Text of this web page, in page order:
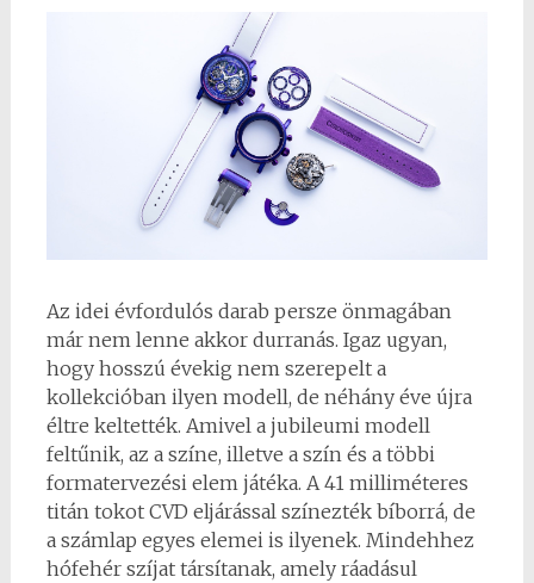
Az idei évfordulós darab persze önmagában
már nem lenne akkor durranás. Igaz ugyan,
hogy hosszú évekig nem szerepelt a
kollekcióban ilyen modell, de néhány éve újra
éltre keltették. Amivel a jubileumi modell
feltűnik, az a színe, illetve a szín és a többi
formatervezési elem játéka. A 41 milliméteres
titán tokot CVD eljárással színezték bíborrá, de
a számlap egyes elemei is ilyenek. Mindehhez
hófehér szíjat társítanak, amely ráadásul